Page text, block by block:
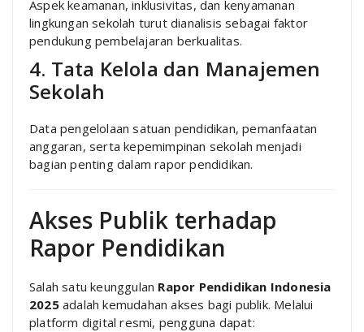
Aspek keamanan, inklusivitas, dan kenyamanan
lingkungan sekolah turut dianalisis sebagai faktor
pendukung pembelajaran berkualitas.
4. Tata Kelola dan Manajemen
Sekolah
Data pengelolaan satuan pendidikan, pemanfaatan
anggaran, serta kepemimpinan sekolah menjadi
bagian penting dalam rapor pendidikan.
Akses Publik terhadap
Rapor Pendidikan
Salah satu keunggulan Rapor Pendidikan Indonesia
2025adalah kemudahan akses bagi publik. Melalui
platform digital resmi, pengguna dapat: